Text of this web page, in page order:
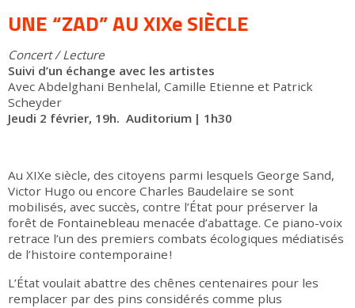
UNE “ZAD” AU XIXe SIÈCLE
Concert / Lecture
Suivi d’un échange avec les artistes
Avec Abdelghani Benhelal, Camille Etienne et Patrick
Scheyder
Jeudi 2 février, 19h. Auditorium | 1h30
Au XIXe siècle, des citoyens parmi lesquels George Sand,
Victor Hugo ou encore Charles Baudelaire se sont
mobilisés, avec succès, contre l’État pour préserver la
forêt de Fontainebleau menacée d’abattage. Ce piano-voix
retrace l’un des premiers combats écologiques médiatisés
de l’histoire contemporaine !
L’État voulait abattre des chênes centenaires pour les
remplacer par des pins considérés comme plus